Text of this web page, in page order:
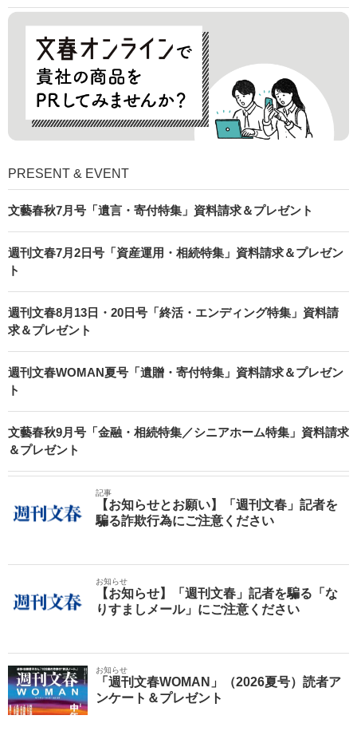
PRESENT & EVENT
文藝春秋7月号「遺言・寄付特集」資料請求＆プレゼント
週刊文春7月2日号「資産運用・相続特集」資料請求＆プレゼン
ト
週刊文春8月13日・20日号「終活・エンディング特集」資料請
求＆プレゼント
週刊文春WOMAN夏号「遺贈・寄付特集」資料請求＆プレゼン
ト
文藝春秋9月号「金融・相続特集／シニアホーム特集」資料請求
＆プレゼント
記事
【お知らせとお願い】「週刊文春」記者を
騙る詐欺行為にご注意ください
お知らせ
【お知らせ】「週刊文春」記者を騙る「な
りすましメール」にご注意ください
お知らせ
「週刊文春WOMAN」（2026夏号）読者ア
ンケート＆プレゼント